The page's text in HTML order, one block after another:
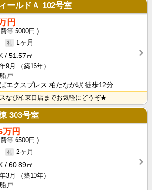
ールドＡ 102号室
円
5000円
1ヶ月
51.57㎡
9月
（築16年）
戸
エクスプレス 柏たなか駅 徒歩12分
なび柏東口店までお気軽にどうぞ★
303号室
万円
6500円
2ヶ月
60.89㎡
3月
（築10年）
戸